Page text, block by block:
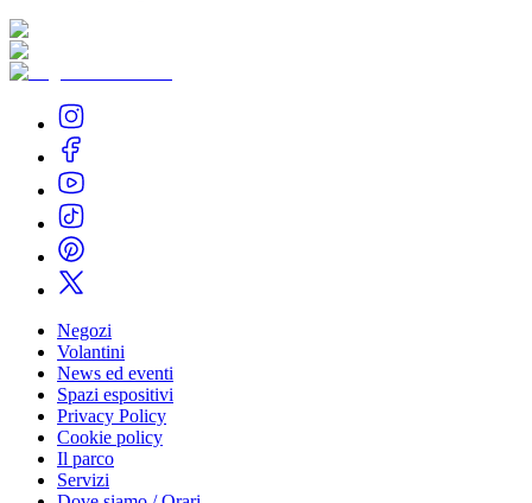
Negozi
Volantini
News ed eventi
Spazi espositivi
Privacy Policy
Cookie policy
Il parco
Servizi